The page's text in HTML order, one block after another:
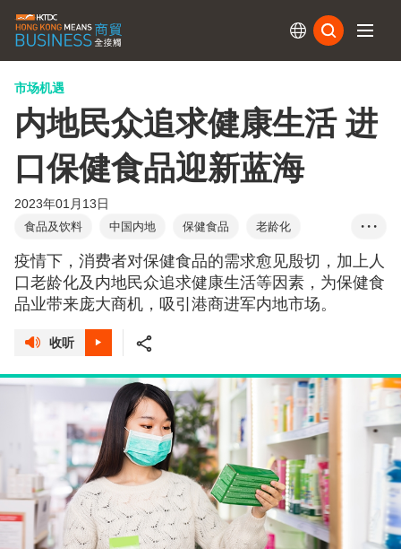
市场机遇
内地民众追求健康生活 进
口保健食品迎新蓝海
2023年01月13日
食品及饮料 中国内地 保健食品
老龄化
线上销售
维生素 慢性病
医疗服务
食品安全法
• • •
疫情下，消费者对保健食品的需求愈见殷切，加上人
口老龄化及内地民众追求健康生活等因素，为保健食
品业带来庞大商机，吸引港商进军内地市场。
收听